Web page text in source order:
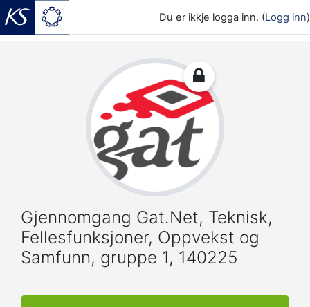
Du er ikkje logga inn. (Logg inn)
Gjennomgang Gat.Net, Teknisk,
Fellesfunksjoner, Oppvekst og
Samfunn, gruppe 1, 140225